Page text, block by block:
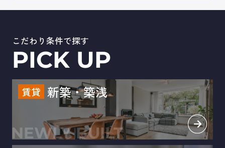
こだわり条件で探す
PICK UP
賃貸 新築・築浅
NEWLY BUILT